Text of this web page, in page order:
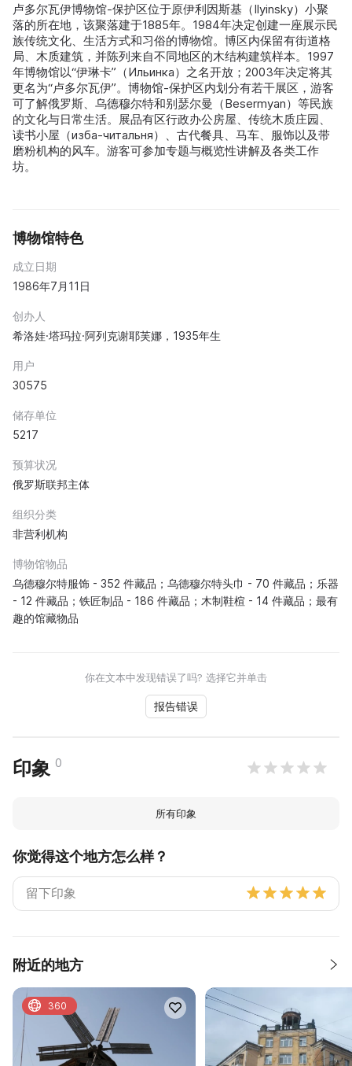
卢多尔瓦伊博物馆-保护区位于原伊利因斯基（Ilyinsky）小聚
落的所在地，该聚落建于1885年。1984年决定创建一座展示民
族传统文化、生活方式和习俗的博物馆。博区内保留有街道格
局、木质建筑，并陈列来自不同地区的木结构建筑样本。1997
年博物馆以“伊琳卡”（Ильинка）之名开放；2003年决定将其
更名为“卢多尔瓦伊”。博物馆-保护区内划分有若干展区，游客
可了解俄罗斯、乌德穆尔特和别瑟尔曼（Besermyan）等民族
的文化与日常生活。展品有区行政办公房屋、传统木质庄园、
读书小屋（изба-читальня）、古代餐具、马车、服饰以及带
磨粉机构的风车。游客可参加专题与概览性讲解及各类工作
坊。
博物馆特色
成立日期
1986年7月11日
创办人
希洛娃·塔玛拉·阿列克谢耶芙娜，1935年生
用户
30575
储存单位
5217
预算状况
俄罗斯联邦主体
组织分类
非营利机构
博物馆物品
乌德穆尔特服饰 - 352 件藏品；乌德穆尔特头巾 - 70 件藏品；乐器
- 12 件藏品；铁匠制品 - 186 件藏品；木制鞋楦 - 14 件藏品；最有
趣的馆藏物品
你在文本中发现错误了吗? 选择它并单击
报告错误
印象 0
所有印象
你觉得这个地方怎么样？
附近的地方
360